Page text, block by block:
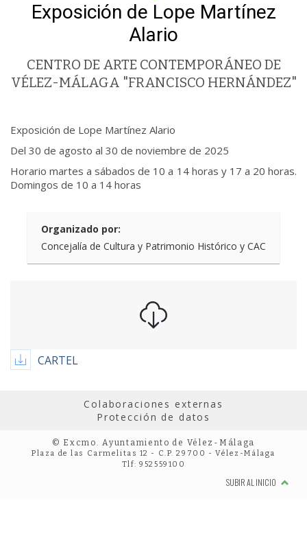
Exposición de Lope Martínez
Alario
CENTRO DE ARTE CONTEMPORÁNEO DE
VÉLEZ-MÁLAGA "FRANCISCO HERNÁNDEZ"
Exposición de Lope Martínez Alario
Del 30 de agosto al 30 de noviembre de 2025
Horario martes a sábados de 10 a 14 horas y 17 a 20 horas.
Domingos de 10 a 14 horas
Organizado por:
Concejalía de Cultura y Patrimonio Histórico y CAC
CARTEL
Colaboraciones externas
Protección de datos
© Excmo. Ayuntamiento de Vélez-Málaga
Plaza de las Carmelitas 12 - C.P. 29700 - Vélez-Málaga
Tlf: 952559100
SUBIR AL INICIO